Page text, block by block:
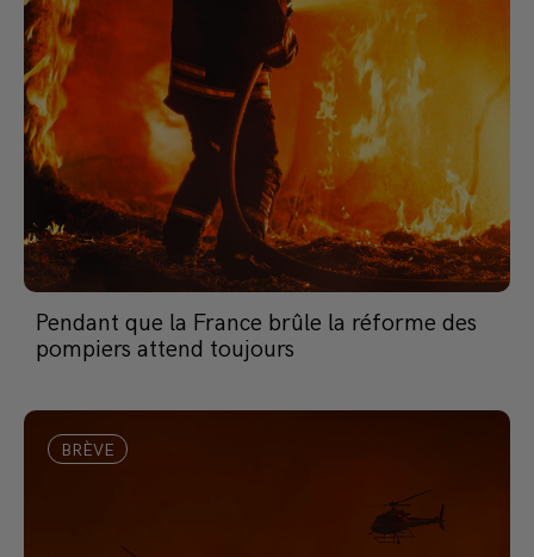
Pendant que la France brûle la réforme des
pompiers attend toujours
BRÈVE